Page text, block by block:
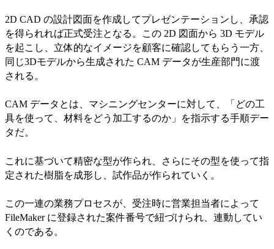
2D CAD の設計図面を作成してプレゼンテーションし、承認
を得られれば正式受注となる。この 2D 図面から 3D モデル
を起こし、立体的なイメージを顧客に確認してもらう一方、
同じ3Dモデルから生成された CAM データが生産部門に渡
される。
CAM データとは、マシニングセンターに対して、「どの工
具を使って、材料をどう加工するのか」を指示する手順デー
タだ。
これに基づいて精密な型が作られ、さらにその型を使って指
定された樹脂を成形し、試作品が作られていく。
この一連の業務プロセスが、受注時に営業担当者によって
FileMaker に登録された案件番号で紐づけられ、連動してい
くのである。